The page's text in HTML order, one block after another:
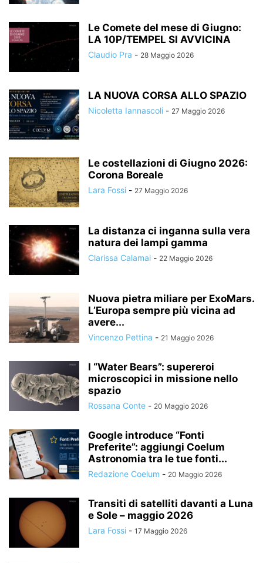
Le Comete del mese di Giugno:
LA 10P/TEMPEL SI AVVICINA
Claudio Pra - 28 Maggio 2026
LA NUOVA CORSA ALLO SPAZIO
Nicoletta Iannascoli - 27 Maggio 2026
Le costellazioni di Giugno 2026:
Corona Boreale
Lara Fossi - 27 Maggio 2026
La distanza ci inganna sulla vera
natura dei lampi gamma
Clarissa Calamai - 22 Maggio 2026
Nuova pietra miliare per ExoMars.
L’Europa sempre più vicina ad
avere...
Vincenzo Pettina - 21 Maggio 2026
I “Water Bears”: supereroi
microscopici in missione nello
spazio
Rossana Conte - 20 Maggio 2026
Google introduce “Fonti
Preferite”: aggiungi Coelum
Astronomia tra le tue fonti...
Redazione Coelum - 20 Maggio 2026
Transiti di satelliti davanti a Luna
e Sole – maggio 2026
Lara Fossi - 17 Maggio 2026